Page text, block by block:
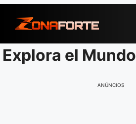
para
conteúdo
Explora el Mundo
ANÚNCIOS